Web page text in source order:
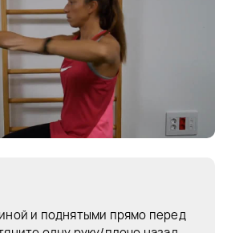
и поднятыми прямо перед